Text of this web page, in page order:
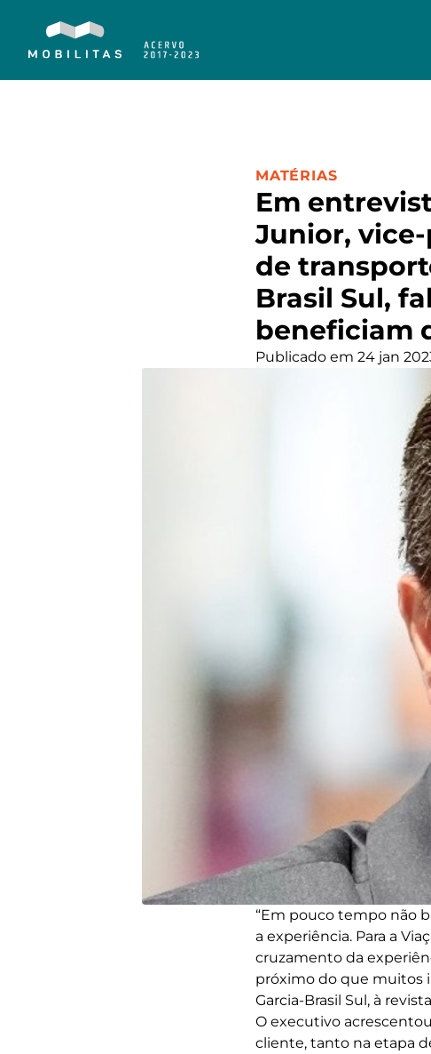
Em
Junior,
de
Brasil Sul,
beneficiam
CATEGORIA:
MATÉRIAS
Publicado em 24 jan
“Em pouco tempo não
a experiência. Para a
cruzamento da
próximo do que muitos
Garcia-Brasil Sul, à revista
O executivo
cliente, tanto na etapa